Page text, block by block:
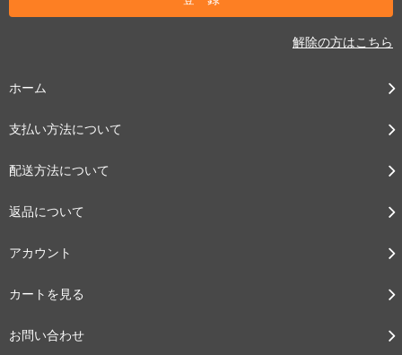
解除の方はこちら
ホーム
支払い方法について
配送方法について
返品について
アカウント
カートを見る
お問い合わせ